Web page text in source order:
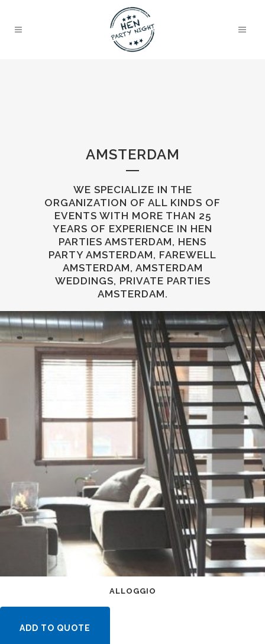
AMSTERDAM
WE SPECIALIZE IN THE
ORGANIZATION OF ALL KINDS OF
EVENTS WITH MORE THAN 25
YEARS OF EXPERIENCE IN HEN
PARTIES AMSTERDAM, HENS
PARTY AMSTERDAM, FAREWELL
AMSTERDAM, AMSTERDAM
WEDDINGS, PRIVATE PARTIES
AMSTERDAM.
ALLOGGIO
ADD TO QUOTE